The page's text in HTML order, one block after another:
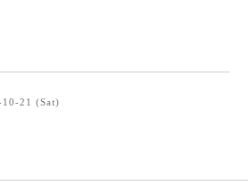
10-21 (Sat)